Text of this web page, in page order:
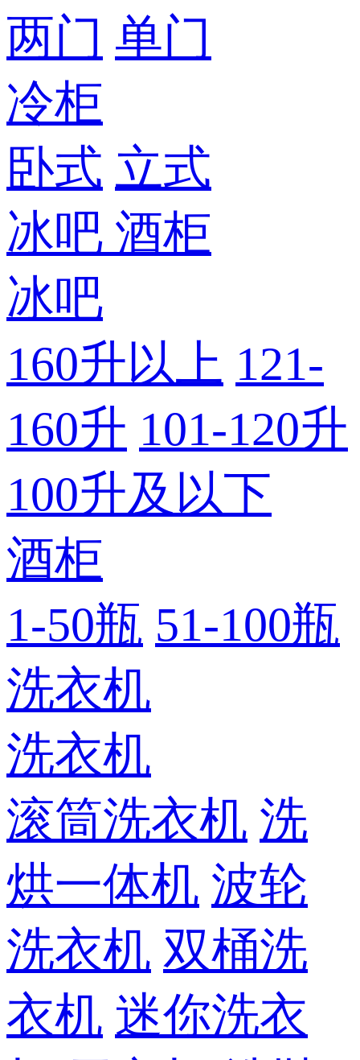
两门 单门
冷柜
卧式 立式
冰吧 酒柜
冰吧
160升以上 121-
160升 101-120升
100升及以下
酒柜
1-50瓶 51-100瓶
洗衣机
洗衣机
滚筒洗衣机 洗
烘一体机 波轮
洗衣机 双桶洗
衣机 迷你洗衣